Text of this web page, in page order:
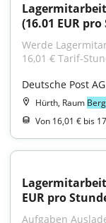
(16.01 EUR
Werde
16,01 € Tarif-
Deutsche Post AG
Hürth, Raum
Von 16,01 € bis
EUR pro
Aufgaben